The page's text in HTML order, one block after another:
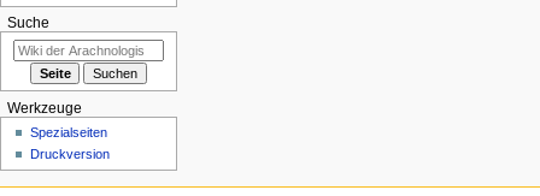
Suche
Werkzeuge
Spezialseiten
Druckversion